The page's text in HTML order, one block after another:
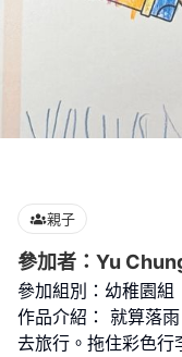
親子
參加者：Yu
參加組別：幼稚園組
作品介紹： 就算落
去旅行。拖住彩色行